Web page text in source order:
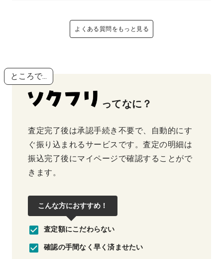
よくある質問をもっと見る
ところで...
ってなに？
査定完了後は承認手続き不要で、自動的にす
ぐ振り込まれるサービスです。査定の明細は
振込完了後にマイページで確認することがで
きます。
こんな方におすすめ！
査定額にこだわらない
確認の手間なく早く済ませたい